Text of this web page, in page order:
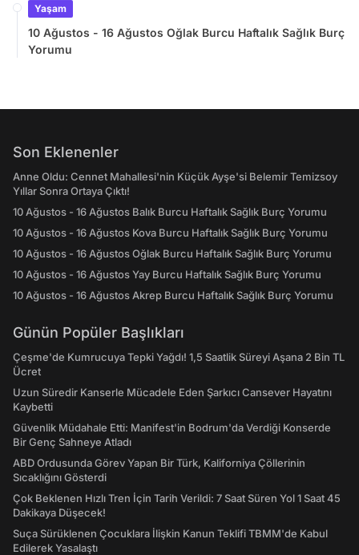
Yaşam
10 Ağustos - 16 Ağustos Oğlak Burcu Haftalık Sağlık Burç
Yorumu
Son Eklenenler
Anne Oldu: Cennet Mahallesi'nin Küçük Ayşe'si Belemir Temizsoy
Yıllar Sonra Ortaya Çıktı!
10 Ağustos - 16 Ağustos Balık Burcu Haftalık Sağlık Burç Yorumu
10 Ağustos - 16 Ağustos Kova Burcu Haftalık Sağlık Burç Yorumu
10 Ağustos - 16 Ağustos Oğlak Burcu Haftalık Sağlık Burç Yorumu
10 Ağustos - 16 Ağustos Yay Burcu Haftalık Sağlık Burç Yorumu
10 Ağustos - 16 Ağustos Akrep Burcu Haftalık Sağlık Burç Yorumu
Günün Popüler Başlıkları
Çeşme'de Kumrucuya Tepki Yağdı! 1,5 Saatlik Süreyi Aşana 2 Bin TL
Ücret
Uzun Süredir Kanserle Mücadele Eden Şarkıcı Cansever Hayatını
Kaybetti
Güvenlik Müdahale Etti: Manifest'in Bodrum'da Verdiği Konserde
Bir Genç Sahneye Atladı
ABD Ordusunda Görev Yapan Bir Türk, Kaliforniya Çöllerinin
Sıcaklığını Gösterdi
Çok Beklenen Hızlı Tren İçin Tarih Verildi: 7 Saat Süren Yol 1 Saat 45
Dakikaya Düşecek!
Suça Sürüklenen Çocuklara İlişkin Kanun Teklifi TBMM'de Kabul
Edilerek Yasalaştı